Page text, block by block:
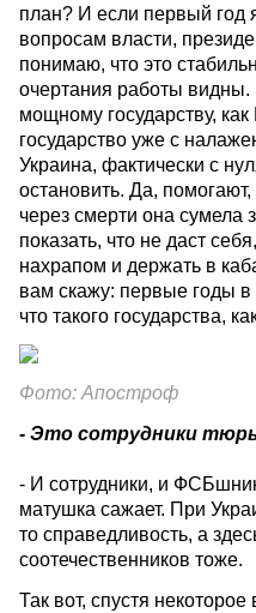
план? И если первый год
вопросам власти,
понимаю, что это
очертания работы видны.
мощному государству,
государство уже с
Украина, фактически с
остановить. Да,
через смерти она сумела
показать, что не даст
нахрапом и держать в
вам скажу: первые годы в
что такого государства,
Фото: Апостроф
- Это сотрудники
- И сотрудники, и
матушка сажает. При
то справедливость, а
соотечественников тоже.
Так вот, спустя